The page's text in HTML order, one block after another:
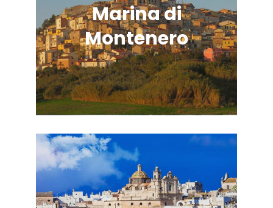
Marina di
Montenero